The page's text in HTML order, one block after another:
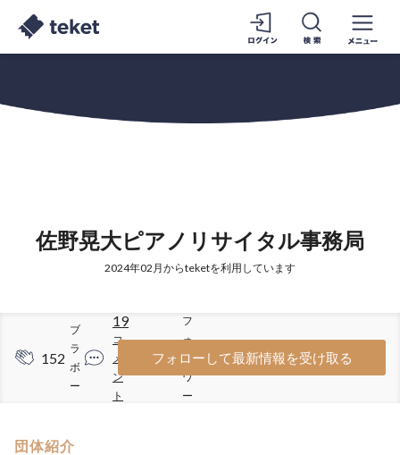
佐野晃大ピアノリサイタル事務局
2024年02月からteketを利用しています
152
ブ
ラ
ボ
ー
19
コ
メ
ン
ト
38
フ
ォ
ロ
ワ
ー
フォローして最新情報を受け取る
団体紹介